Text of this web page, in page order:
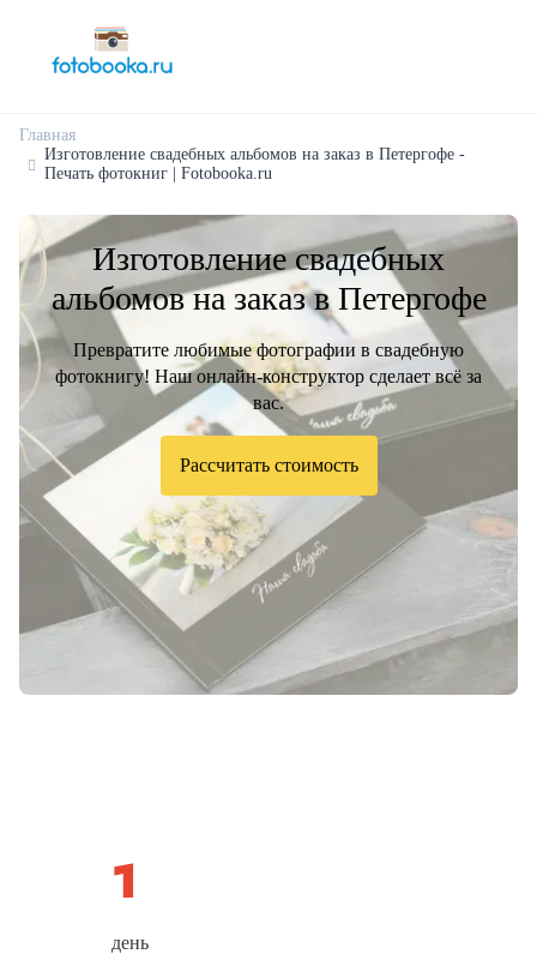
Главная
Изготовление свадебных альбомов на заказ в Петергофе -
Печать фотокниг | Fotobooka.ru
Изготовление свадебных
альбомов на заказ в Петергофе
Превратите любимые фотографии в свадебную
фотокнигу! Наш онлайн-конструктор сделает всё за
вас.
Рассчитать стоимость
день